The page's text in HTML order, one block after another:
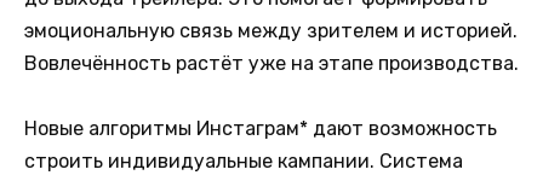
эмоциональную связь между зрителем и историей.
Вовлечённость растёт уже на этапе производства.
Новые алгоритмы Инстаграм* дают возможность
строить индивидуальные кампании. Система